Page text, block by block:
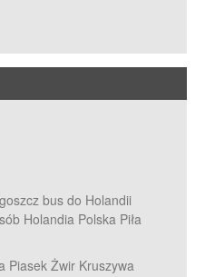
bus do Holandii
Holandia Polska Piła
Piasek Żwir Kruszywa